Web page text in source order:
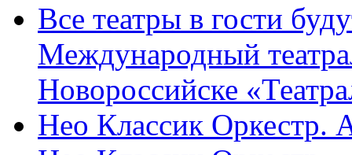
Все театры в гости
Международный
Новороссийске
Нео Классик Оркестр.